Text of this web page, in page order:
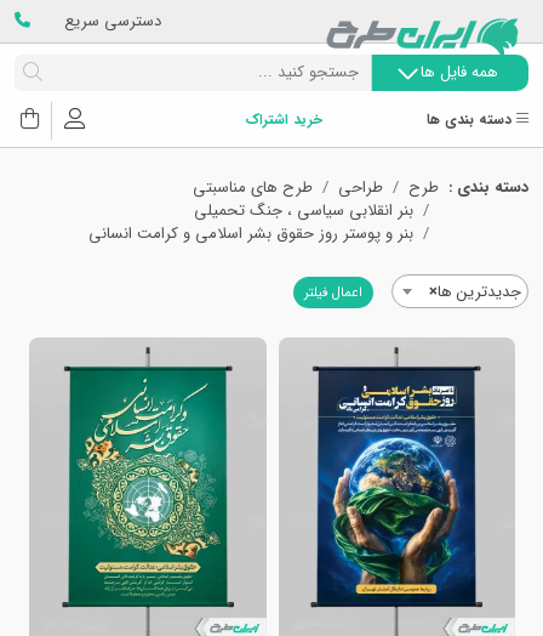
دسترسی سریع
همه فایل ها
دسته بندی ها خرید اشتراک
دسته بندی : طرح طراحی
طرح های مناسبتی
بنر انقلابی سیاسی ، جنگ تحمیلی
بنر و پوستر روز حقوق بشر اسلامی و کرامت انسانی
×جدیدترین ها اعمال فیلتر